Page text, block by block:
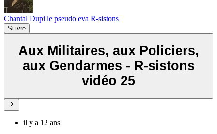
Chantal Dupille pseudo eva R-sistons
Suivre
Aux Militaires, aux Policiers,
aux Gendarmes - R-sistons
vidéo 25
il y a 12 ans